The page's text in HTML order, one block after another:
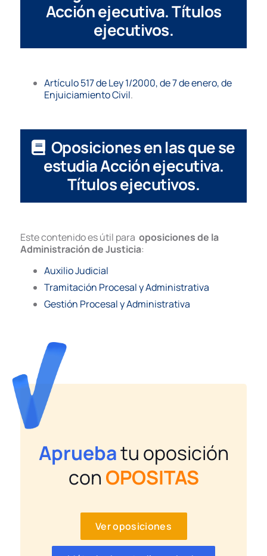
Acción ejecutiva. Títulos
ejecutivos.
Artículo 517 de Ley 1/2000, de 7 de enero, de
Enjuiciamiento Civil.
Oposiciones en las que se
estudia Acción ejecutiva.
Títulos ejecutivos.
Este contenido es útil para oposiciones de la
Administración de Justicia:
Auxilio Judicial
Tramitación Procesal y Administrativa
Gestión Procesal y Administrativa
Apruebatu oposición
con OPOSITAS
Ver oposiciones